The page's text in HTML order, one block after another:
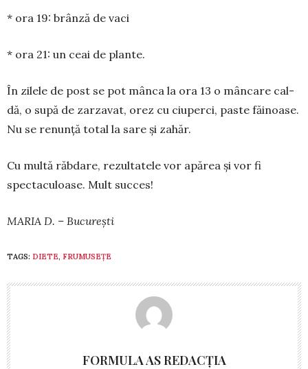
* ora 19: brânză de vaci
* ora 21: un ceai de plante.
În zilele de post se pot mân­ca la ora 13 o mâncare cal­
dă, o supă de zarza­vat, orez cu ciuperci, paste făinoase.
Nu se renunță total la sare și zahăr.
Cu multă răbdare, rezultatele vor apă­rea și vor fi
spectaculoase. Mult succes!
MARIA D. – București
TAGS: DIETE, FRUMUSEȚE
FORMULA AS REDACȚIA